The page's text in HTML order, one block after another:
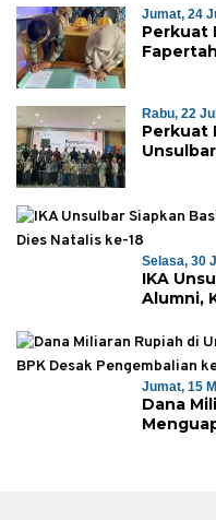
Jumat, 24
Perkuat
Rabu, 22
Perkuat
Selasa, 30
IKA
Alumni,
Jumat, 15
Dana